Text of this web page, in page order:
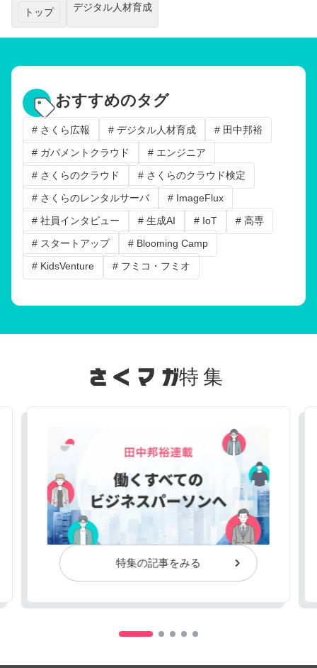
トップ デジタル人材育成
おすすめのタグ
# さくら広報 # デジタル人材育成
# 田中邦裕
# ガバメントクラウド
# エンジニア
# さくらのクラウド
# さくらのクラウド検定
# さくらのレンタルサーバ
# ImageFlux
# 社員インタビュー
# 生成AI # IoT
# 高専
# スタートアップ
# Blooming Camp
# KidsVenture
# フミコ・フミオ
特集
特集の記事をみる